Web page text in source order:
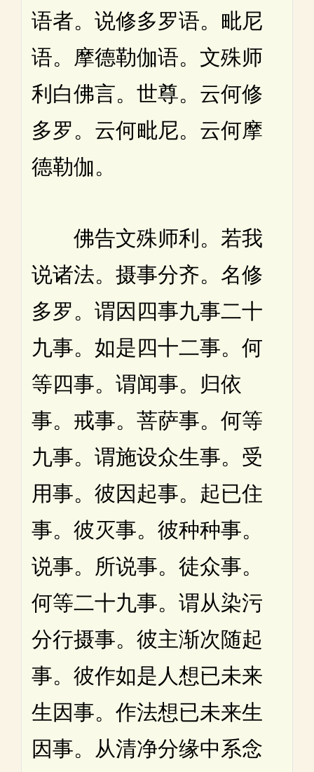
语者。说修多罗语。毗尼
语。摩德勒伽语。文殊师
利白佛言。世尊。云何修
多罗。云何毗尼。云何摩
德勒伽。
佛告文殊师利。若我
说诸法。摄事分齐。名修
多罗。谓因四事九事二十
九事。如是四十二事。何
等四事。谓闻事。归依
事。戒事。菩萨事。何等
九事。谓施设众生事。受
用事。彼因起事。起已住
事。彼灭事。彼种种事。
说事。所说事。徒众事。
何等二十九事。谓从染污
分行摄事。彼主渐次随起
事。彼作如是人想已未来
生因事。作法想已未来生
因事。从清净分缘中系念